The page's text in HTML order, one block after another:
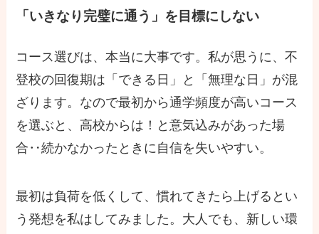
「いきなり完璧に通う」を目標にしない
コース選びは、本当に大事です。私が思うに、不
登校の回復期は「できる日」と「無理な日」が混
ざります。なので最初から通学頻度が高いコース
を選ぶと、高校からは！と意気込みがあった場
合‥続かなかったときに自信を失いやすい。
最初は負荷を低くして、慣れてきたら上げるとい
う発想を私はしてみました。大人でも、新しい環